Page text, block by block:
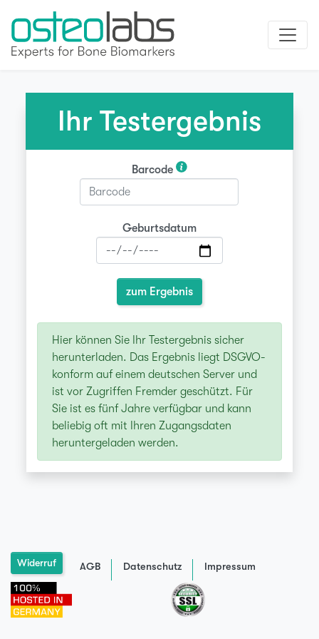
Ihr Testergebnis
Barcode
Geburtsdatum
zum Ergebnis
Hier können Sie Ihr Testergebnis sicher
herunterladen. Das Ergebnis liegt DSGVO-
konform auf einem deutschen Server und
ist vor Zugriffen Fremder geschützt. Für
Sie ist es fünf Jahre verfügbar und kann
beliebig oft mit Ihren Zugangsdaten
heruntergeladen werden.
Widerruf AGB Datenschutz Impressum